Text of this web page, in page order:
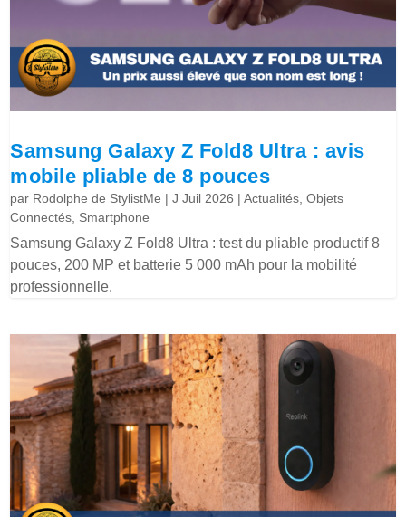
Samsung Galaxy Z Fold8 Ultra : avis
mobile pliable de 8 pouces
par Rodolphe de StylistMe |J Juil 2026 |Actualités ,Objets
Connectés Smartphone
Samsung Galaxy Z Fold8 Ultra : test du pliable productif 8
pouces, 200 MP et batterie 5 000 mAh pour la mobilité
professionnelle.